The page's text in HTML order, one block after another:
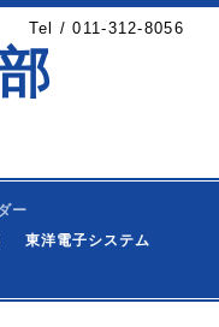
Tel / 011-312-8056
ー
東洋電子システム